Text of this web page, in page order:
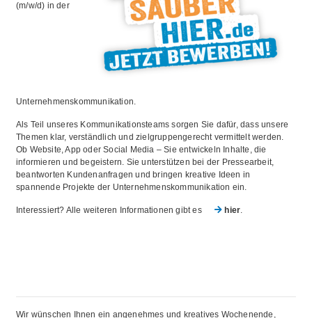
(m/w/d) in der
Unternehmenskommunikation.
Als Teil unseres Kommunikationsteams sorgen Sie dafür, dass unsere
Themen klar, verständlich und zielgruppengerecht vermittelt werden.
Ob Website, App oder Social Media – Sie entwickeln Inhalte, die
informieren und begeistern. Sie unterstützen bei der Pressearbeit,
beantworten Kundenanfragen und bringen kreative Ideen in
spannende Projekte der Unternehmenskommunikation ein.
Interessiert? Alle weiteren Informationen gibt es hier.
Wir wünschen Ihnen ein angenehmes und kreatives Wochenende,